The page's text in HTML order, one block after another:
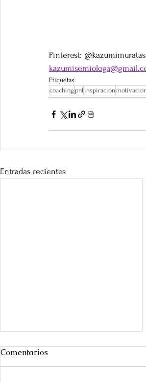
Pinterest:
Etiquetas:
coaching pnl inspiración
Entradas recientes
Comentarios